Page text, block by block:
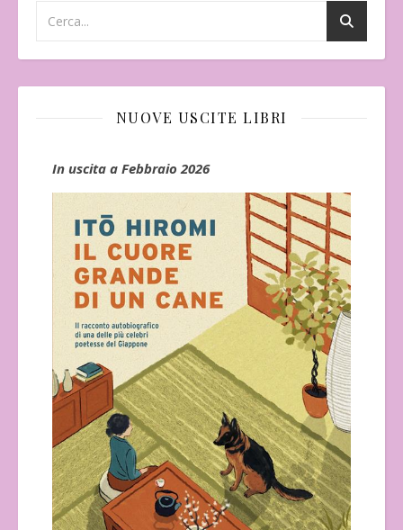
NUOVE USCITE LIBRI
In uscita a Febbraio 2026